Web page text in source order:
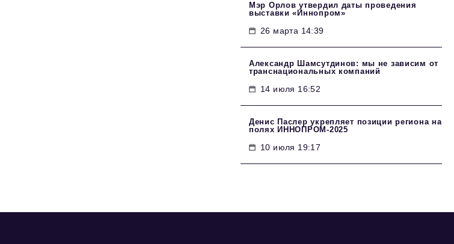
Мэр Орлов утвердил даты проведения
выставки «Иннопром»
26 марта 14:39
Александр Шамсутдинов: мы не зависим от
транснациональных компаний
14 июля 16:52
Денис Паслер укрепляет позиции региона на
полях ИННОПРОМ-2025
10 июля 19:17